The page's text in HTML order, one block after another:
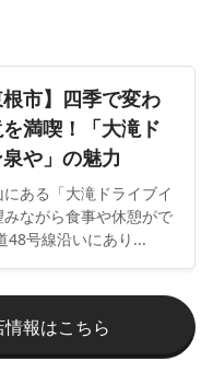
根市】四季で変わ
満喫！「大滝ド
や」の魅力
ある「大滝ドライブイ
ながら食事や休憩がで
48号線沿いにあり...
報はこちら